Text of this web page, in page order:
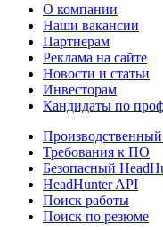
О компании
Наши вакансии
Партнерам
Реклама на сайте
Новости и статьи
Инвесторам
Кандидаты по
Производственный
Требования к ПО
Безопасный
HeadHunter API
Поиск работы
Поиск по резюме